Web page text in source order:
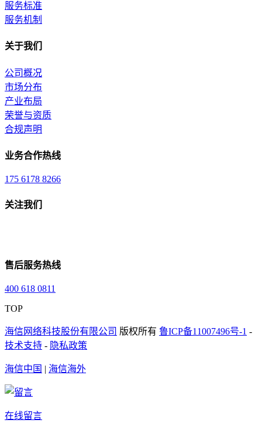
服务标准
服务机制
关于我们
公司概况
市场分布
产业布局
荣誉与资质
合规声明
业务合作热线
175 6178 8266
关注我们
售后服务热线
400 618 0811
TOP
海信网络科技股份有限公司 版权所有 鲁ICP备11007496号-1 -
技术支持 - 隐私政策
海信中国 | 海信海外
在线留言